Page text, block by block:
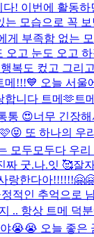
! 이번에 활동
모습으로 꼭
게 부족함 없는
고 눈도 오고 하
복도 컸고 그리
메!!!💙 오늘 서울
합니다 트메🫶 트
통 😍너무 긴장
또 하나의 우
모두모두다 우
짜 굿.나.잇 🥰잘
랑한다아
적인 추억으로
.. 항상 트메 덕
😭😭 오늘 좋은